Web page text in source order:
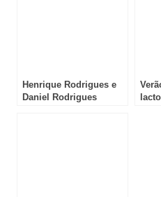
Henrique Rodrigues e
Daniel Rodrigues